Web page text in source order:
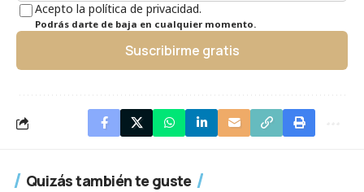
Acepto la política de privacidad.
Podrás darte de baja en cualquier momento.
Suscribirme gratis
Quizás también te guste